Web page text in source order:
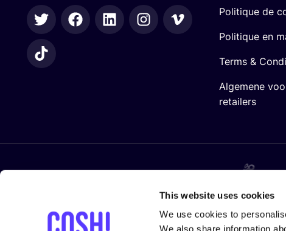
This website uses cookies
We use cookies to
We also share information
Politique de
Politique en
Terms &
Algemene
retailers